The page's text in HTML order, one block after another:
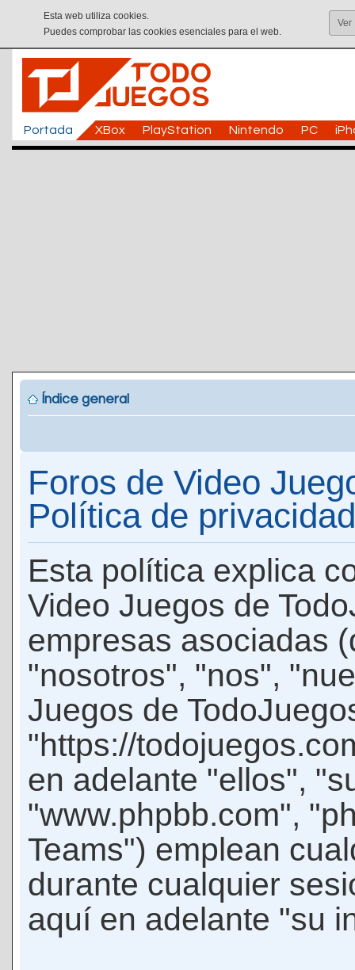
Esta web utiliza cookies.
Puedes comprobar las cookies esenciales para el web.
Ver
Portada XBox PlayStation Nintendo PC
Índice general
Foros de Video
Política de privacidad
Esta política explica
Video Juegos de
empresas asociadas
"nosotros", "nos",
Juegos de
"https://
en adelante "ellos",
"www.phpbb.com",
Teams") emplean
durante cualquier
aquí en adelante "su